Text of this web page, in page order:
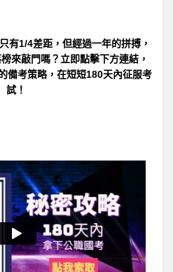
有1/4差距，但經過一年的拼搏，
來敲門嗎？立即點擊下方連結，
備考策略，在短短180天內征服考
試！